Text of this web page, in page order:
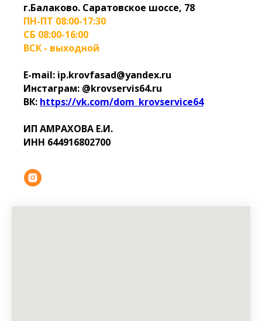
г.Балаково. Саратовское шоссе, 78
ПН-ПТ 08:00-17:30
СБ 08:00-16:00
ВСК - выходной
E-mail: ip.krovfasad@yandex.ru
Инстаграм: @krovservis64.ru
ВК: https://vk.com/dom_krovservice64
ИП АМРАХОВА Е.И.
ИНН 644916802700